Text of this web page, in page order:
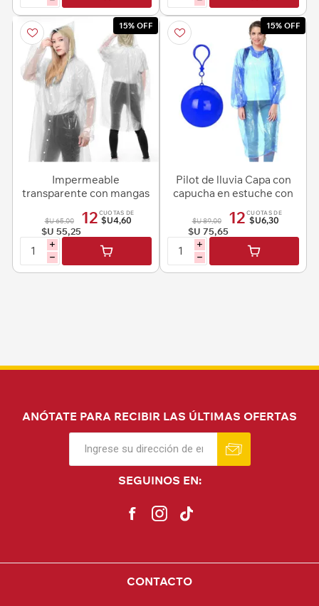
15% OFF
Impermeable
transparente con mangas
$U 65,00
$U 55,25
12 CUOTAS DE
$U4,60
i
h
15% OFF
Pilot de lluvia Capa con
capucha en estuche con
$U 89,00
$U 75,65
12 CUOTAS DE
$U6,30
i
h
ANÓTATE PARA RECIBIR LAS ÚLTIMAS OFERTAS
SEGUINOS EN:
CONTACTO